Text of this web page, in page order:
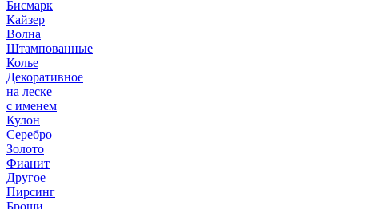
Бисмарк
Кайзер
Волна
Штампованные
Колье
Декоративное
на леске
с именем
Кулон
Серебро
Золото
Фианит
Другое
Пирсинг
Броши